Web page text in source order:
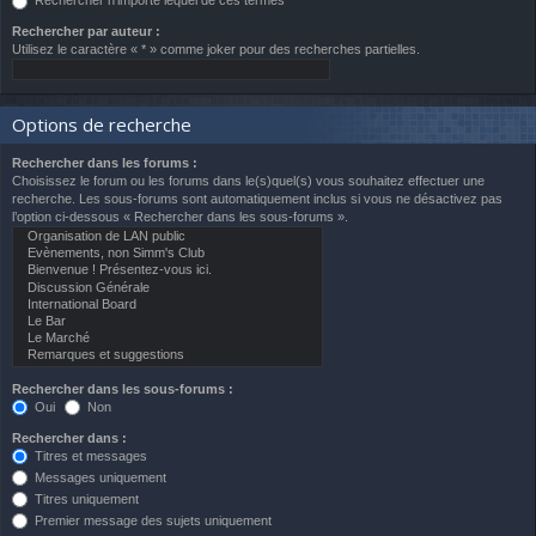
Rechercher par auteur :
Utilisez le caractère « * » comme joker pour des recherches partielles.
Options de recherche
Rechercher dans les forums :
Choisissez le forum ou les forums dans le(s)quel(s) vous souhaitez effectuer une
recherche. Les sous-forums sont automatiquement inclus si vous ne désactivez pas
l’option ci-dessous « Rechercher dans les sous-forums ».
Rechercher dans les sous-forums :
Oui
Non
Rechercher dans :
Titres et messages
Messages uniquement
Titres uniquement
Premier message des sujets uniquement